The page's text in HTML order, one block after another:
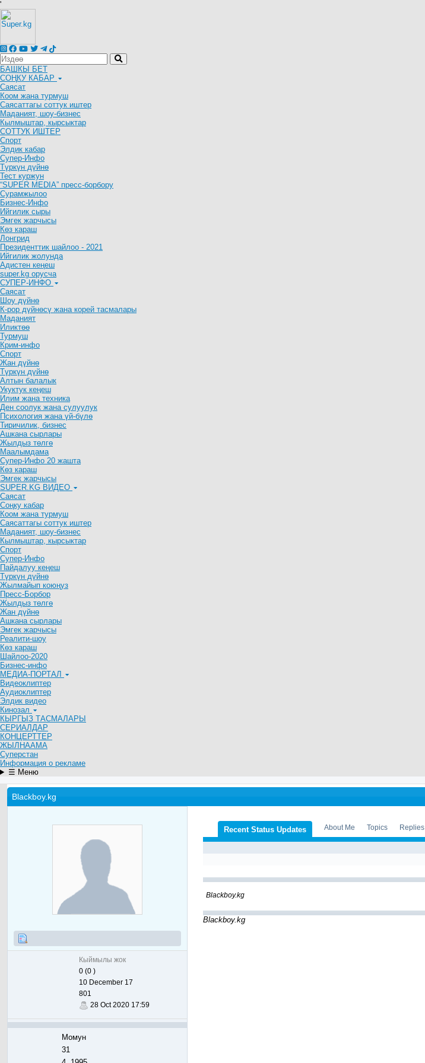
'
БАШКЫ БЕТ
СОҢКУ КАБАР
Саясат
Коом жана турмуш
Саясаттагы соттук иштер
Маданият, шоу-бизнес
Кылмыштар, кырсыктар
СОТТУК ИШТЕР
Спорт
Элдик кабар
Супер-Инфо
Түркүн дүйнө
Тест куржун
“SUPER MEDIA” пресс-борбору
Сурамжылоо
Бизнес-Инфо
Ийгилик сыры
Эмгек жарчысы
Көз караш
Лонгрид
Президенттик шайлоо - 2021
Ийгилик жолунда
Адистен кеңеш
super.kg орусча
СУПЕР-ИНФО
Саясат
Шоу дүйнө
К-рор дүйнөсү жана корей тасмалары
Маданият
Иликтөө
Турмуш
Крим-инфо
Спорт
Жан дүйнө
Түркүн дүйнө
Алтын балалык
Укуктук кеӊеш
Илим жана техника
Ден соолук жана сулуулук
Психология жана үй-бүлө
Тиричилик, бизнес
Ашкана сырлары
Жылдыз төлгө
Маалымдама
Супер-Инфо 20 жашта
Көз караш
Эмгек жарчысы
SUPER.KG ВИДЕО
Саясат
Cоңку кабар
Коом жана турмуш
Саясаттагы соттук иштер
Маданият, шоу-бизнес
Кылмыштар, кырсыктар
Спорт
Супер-Инфо
Пайдалуу кеңеш
Түркүн дүйнө
Жылмайып коюңуз
Пресс-Борбор
Жылдыз төлгө
Жан дүйнө
Ашкана сырлары
Эмгек жарчысы
Реалити-шоу
Көз караш
Шайлоо-2020
Бизнес-инфо
МЕДИА-ПОРТАЛ
Видеоклиптер
Аудиоклиптер
Элдик видео
Кинозал
КЫРГЫЗ ТАСМАЛАРЫ
СЕРИАЛДАР
КОНЦЕРТТЕР
ЖЫЛНААМА
Суперстан
Информация о рекламе
☰ Меню
Blackboy.kg
Кыймылы жок
0 (0 )
10 December 17
801
28 Oct 2020 17:59
Момун
31
Recent Status Updates About Me Topics Replies
Blackboy.kg
Blackboy.kg